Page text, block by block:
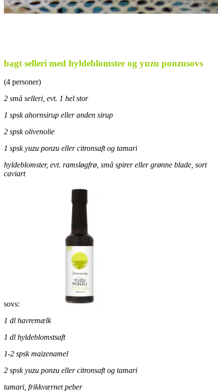
bagt selleri med hyldeblomster og yuzu ponzusovs
(4 personer)
2 små selleri, evt. 1 hel stor
1 spsk ahornsirup eller anden sirup
2 spsk olivenolie
1 spsk yuzu ponzu eller citronsaft og tamari
hyldeblomster, evt. ramsløgfrø, små spirer eller grønne blade, sort
caviart
sovs:
1 dl havremælk
1 dl hyldeblomstsaft
1-2 spsk maizenamel
2 spsk yuzu ponzu eller citronsaft og tamari
tamari, frikkværnet peber